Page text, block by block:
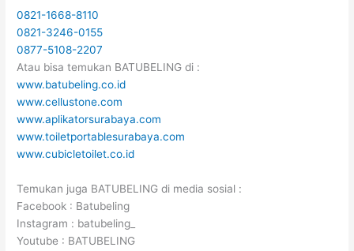
0821-1668-8110
0821-3246-0155
0877-5108-2207
Atau bisa temukan BATUBELING di :
www.batubeling.co.id
www.cellustone.com
www.aplikatorsurabaya.com
www.toiletportablesurabaya.com
www.cubicletoilet.co.id
Temukan juga BATUBELING di media sosial :
Facebook : Batubeling
Instagram : batubeling_
Youtube : BATUBELING